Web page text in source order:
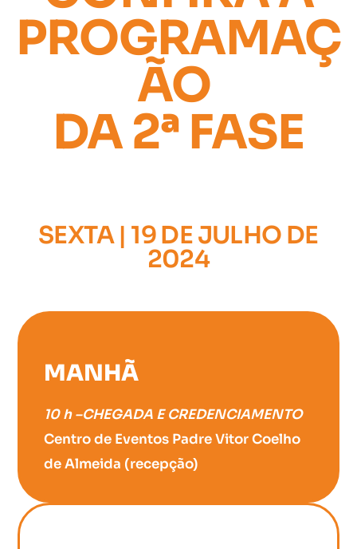
PROGRAMAÇ
ÃO
DA 2ª FASE
SEXTA | 19 DE JULHO DE
2024
MANHÃ
10 h –CHEGADA E CREDENCIAMENTO
Centro de Eventos Padre Vitor Coelho
de Almeida (recepção)